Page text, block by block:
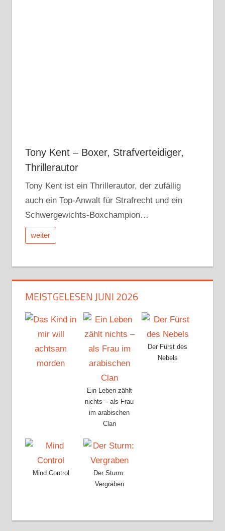
Tony Kent – Boxer, Strafverteidiger,
Thrillerautor
Tony Kent ist ein Thrillerautor, der zufällig
auch ein Top-Anwalt für Strafrecht und ein
Schwergewichts-Boxchampion…
weiter
MEISTGELESEN JUNI 2026
Ein Leben zählt
nichts – als Frau
im arabischen
Clan
Der Fürst des
Nebels
Mind Control
Der Sturm:
Vergraben